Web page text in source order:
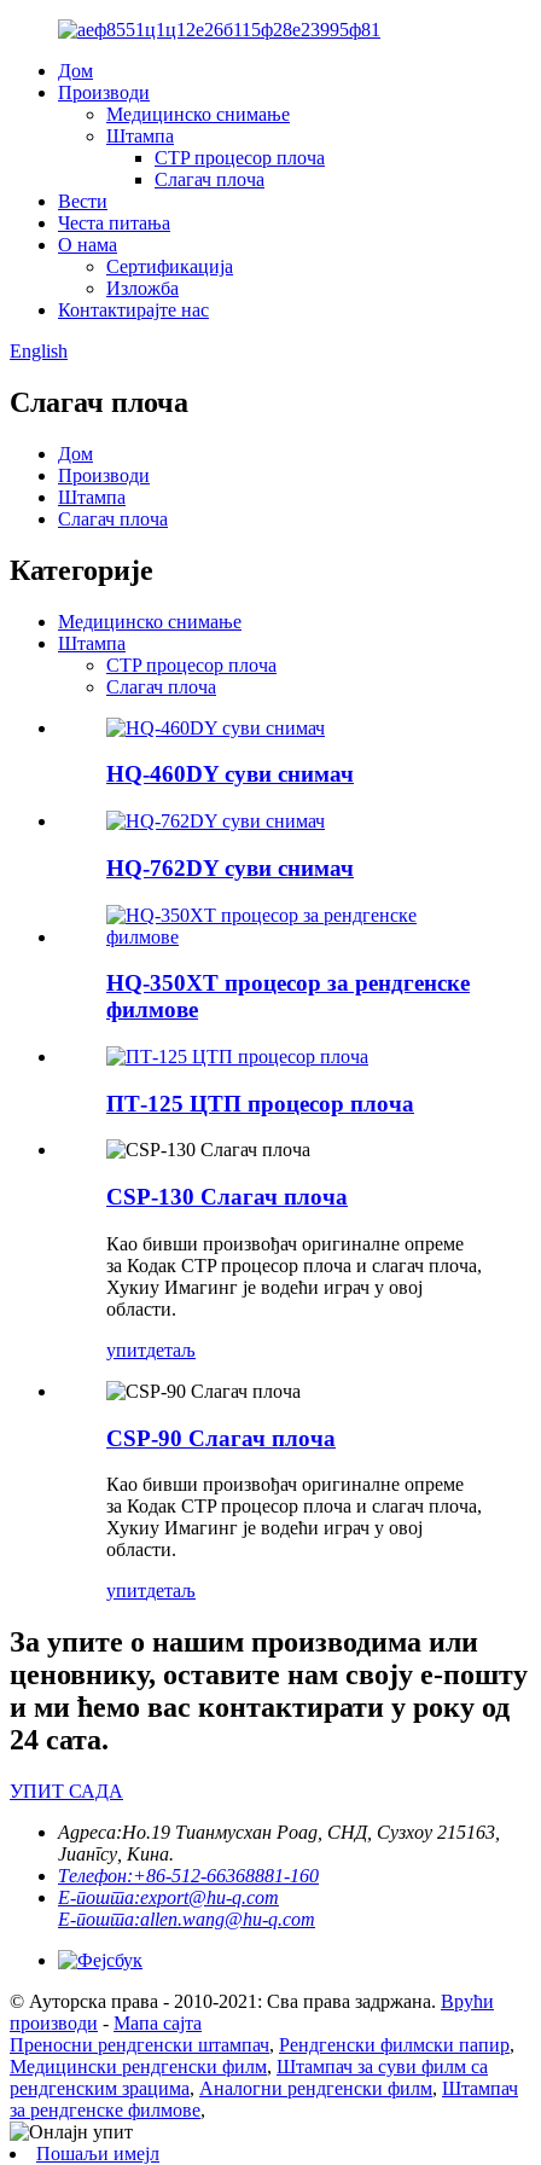
Дом
Производи
Медицинско снимање
Штампа
CTP процесор плоча
Слагач плоча
Вести
Честа питања
О нама
Сертификација
Изложба
Контактирајте нас
English
Слагач плоча
Дом
Производи
Штампа
Слагач плоча
Категорије
Медицинско снимање
Штампа
CTP процесор плоча
Слагач плоча
HQ-460DY суви снимач
HQ-762DY суви снимач
HQ-350XT процесор за рендгенске
филмове
ПТ-125 ЦТП процесор плоча
CSP-130 Слагач плоча
Као бивши произвођач оригиналне опреме
за Кодак CTP процесор плоча и слагач плоча,
Хукиу Имагинг је водећи играч у овој
области.
упитдетаљ
CSP-90 Слагач плоча
Као бивши произвођач оригиналне опреме
за Кодак CTP процесор плоча и слагач плоча,
Хукиу Имагинг је водећи играч у овој
области.
упитдетаљ
За упите о нашим производима или
ценовнику, оставите нам своју е-пошту
и ми ћемо вас контактирати у року од
24 сата.
УПИТ САДА
Адреса:Но.19 Тианмусхан Роад, СНД, Сузхоу 215163,
Јиангсу, Кина.
Телефон:+86-512-66368881-160
Е-пошта:export@hu-q.com
Е-пошта:allen.wang@hu-q.com
© Ауторска права - 2010-2021: Сва права задржана. Врући
производи - Мапа сајта
Преносни рендгенски штампач, Рендгенски филмски папир,
Медицински рендгенски филм, Штампач за суви филм са
рендгенским зрацима, Аналогни рендгенски филм, Штампач
за рендгенске филмове,
Пошаљи имејл